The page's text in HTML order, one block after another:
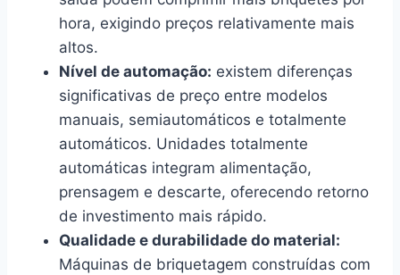
hora, exigindo preços relativamente mais
altos.
Nível de automação: existem diferenças
significativas de preço entre modelos
manuais, semiautomáticos e totalmente
automáticos. Unidades totalmente
automáticas integram alimentação,
prensagem e descarte, oferecendo retorno
de investimento mais rápido.
Qualidade e durabilidade do material:
Máquinas de briquetagem construídas com